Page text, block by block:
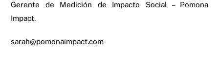
Gerente de Medición de Impacto Social – Pomona
Impact.
sarah@pomonaimpact.com